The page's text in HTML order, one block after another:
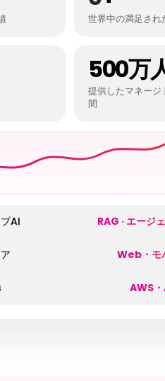
世界中の満足され
500万
提供したマネージ
間
AI RAG · エージ
Web・モ
AWS